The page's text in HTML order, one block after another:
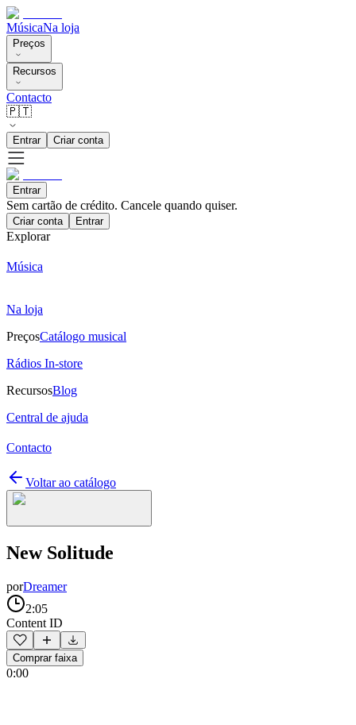
MúsicaNa loja
Preços
Recursos
Contacto
🇵🇹
Entrar Criar conta
Entrar
Sem cartão de crédito. Cancele quando quiser.
Criar conta Entrar
Explorar
Música
Na loja
PreçosCatálogo musical
Rádios In-store
RecursosBlog
Central de ajuda
Contacto
Voltar ao catálogo
New Solitude
porDreamer
2:05
Content ID
Comprar faixa
0:00